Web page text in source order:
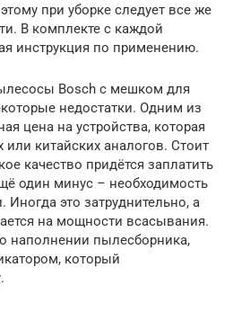
при уборке следует все же
В комплекте с каждой
инструкция по применению.
Bosch с мешком для
недостатки. Одним из
цена на устройства, которая
китайских аналогов. Стоит
качество придётся заплатить
один минус – необходимость
это затруднительно, а
на мощности всасывания.
наполнении пылесборника,
который